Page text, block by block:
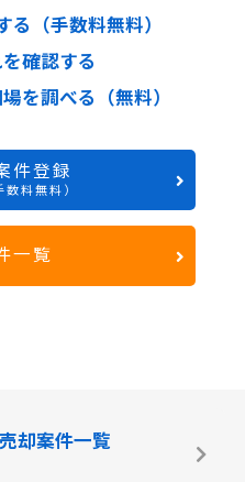
（手数料無料）
確認する
を調べる（無料）
件登録
数料無料）
一覧
売却案件一覧